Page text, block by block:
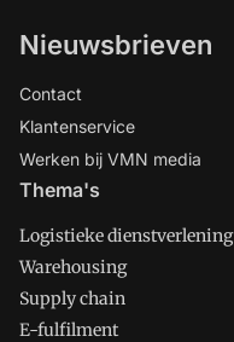
Nieuwsbrieven
Contact
Klantenservice
Werken bij VMN media
Thema's
Logistieke dienstverlening
Warehousing
Supply chain
E-fulfilment